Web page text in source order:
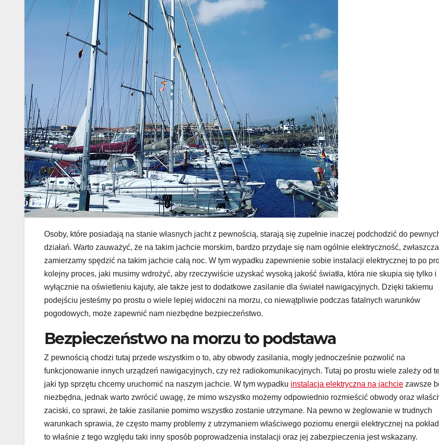
Osoby, które posiadają na stanie własnych jacht z pewnością, starają się zupełnie inaczej podchodzić do
działań. Warto zauważyć, że na takim jachcie morskim, bardzo przydaje się nam ogólnie elektryczność,
zamierzamy spędzić na takim jachcie całą noc. W tym wypadku zapewnienie sobie instalacji elektrycznej to po
kolejny proces, jaki musimy wdrożyć, aby rzeczywiście uzyskać wysoką jakość światła, która nie skupia się tylko i
wyłącznie na oświetleniu kajuty, ale także jest to dodatkowe zasilanie dla świateł nawigacyjnych. Dzięki takiemu
podejściu jesteśmy po prostu o wiele lepiej widoczni na morzu, co niewątpliwie podczas fatalnych warunków
pogodowych, może zapewnić nam niezbędne bezpieczeństwo.
Bezpieczeństwo na morzu to podstawa
Z pewnością chodzi tutaj przede wszystkim o to, aby obwody zasilania, mogły jednocześnie pozwolić na
funkcjonowanie innych urządzeń nawigacyjnych, czy reż radiokomunikacyjnych. Tutaj po prostu wiele zależy od
jaki typ sprzętu chcemy uruchomić na naszym jachcie. W tym wypadku instalacja elektryczna na jachcie zawsze
niezbędna, jednak warto zwrócić uwagę, że mimo wszystko możemy odpowiednio rozmieścić obwody oraz
zaciski, co sprawi, że takie zasilanie pomimo wszystko zostanie utrzymane. Na pewno w żeglowanie w trudnych
warunkach sprawia, że często mamy problemy z utrzymaniem właściwego poziomu energii elektrycznej na
to właśnie z tego względu taki inny sposób poprowadzenia instalacji oraz jej zabezpieczenia jest wskazany.